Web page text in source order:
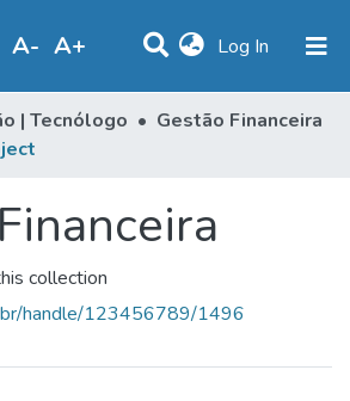
A- A+ Log In (current)
| Tecnólogo
Gestão Financeira
collection
handle/123456789/1496